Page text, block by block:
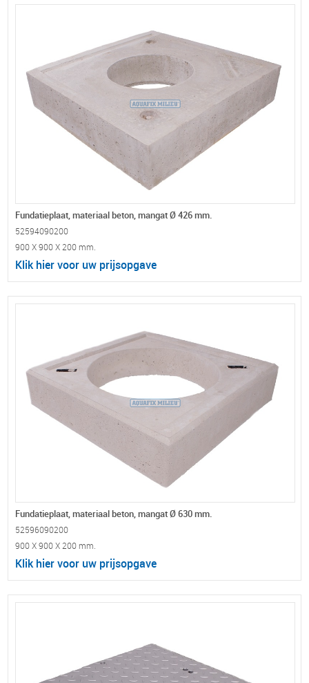
Fundatieplaat, materiaal beton, mangat Ø 426 mm.
52594090200
900 X 900 X 200 mm.
Klik hier voor uw prijsopgave
Fundatieplaat, materiaal beton, mangat Ø 630 mm.
52596090200
900 X 900 X 200 mm.
Klik hier voor uw prijsopgave